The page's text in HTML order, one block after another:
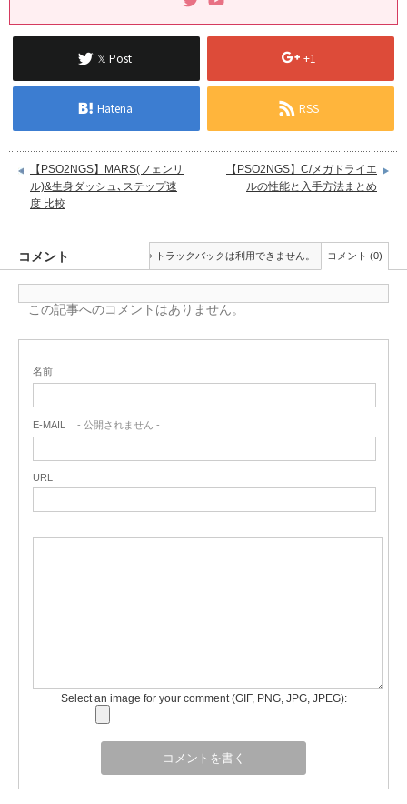
𝕏 Post +1
Hatena RSS
【PSO2NGS】MARS(フェンリ
ル)&生身ダッシュ､ステップ速
度 比較
【PSO2NGS】C/メガドライエ
ルの性能と入手方法まとめ
コメント トラックバックは利用できません。 コメント (0)
この記事へのコメントはありません。
名前
E-MAIL - 公開されません -
URL
Select an image for your comment (GIF, PNG, JPG, JPEG):